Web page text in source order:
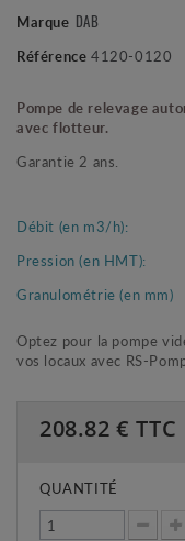
Marque DAB
Référence 4120-0120
Pompe de relevage
avec flotteur.
Garantie 2 ans.
Débit (en m3/h):
Pression (en HMT):
Granulométrie (en mm)
Optez pour la pompe
vos locaux avec RS-
208.82 € TTC
QUANTITÉ